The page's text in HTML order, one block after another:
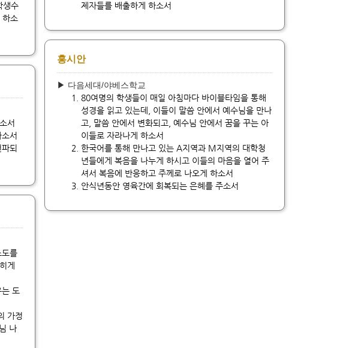
생수
소
서
서
되
를
게
도
가정
나
제자들를 배출하게 하소서
홍시안
▶ 다음세대/야베스학교
80여명의 학생들이 매일 아침마다 바이블타임을 통해
성경을 읽고 있는데, 이들이 말씀 안에서 예수님을 만나
고, 말씀 안에서 변화되고, 예수님 안에서 꿈을 꾸는 아
이들로 자라나게 하소서
한국어를 통해 만나고 있는 A지역과 M지역의 대학청
년들에게 복음을 나누게 하시고 이들의 마음을 열어 주
셔서 복음에 반응하고 주께로 나오게 하소서
안식년동안 영육간에 회복되는 은혜를 주소서